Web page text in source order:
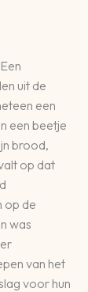
Een
uit de
een
een beetje
brood,
op dat
op de
was
van het
voor hun